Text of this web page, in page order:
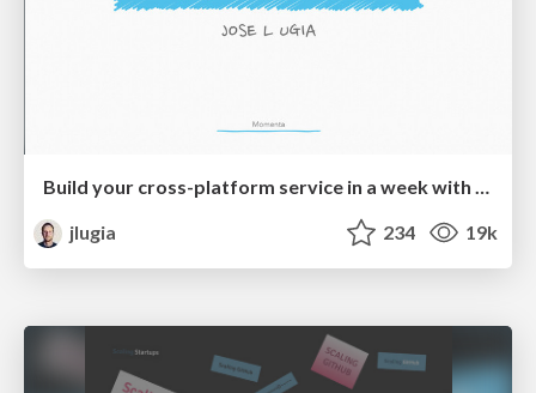
Build your cross-platform service in a week with App Engine
jlugia
234 19k